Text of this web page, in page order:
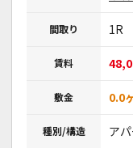
間取り 1R
賃料
敷金 0.0
種別/構造 ア